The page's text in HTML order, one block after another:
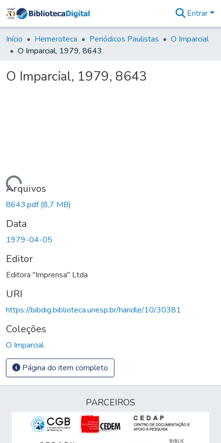
&
Coleções
Tudo na
Digital
Entrar
Início Hemeroteca Periódicos Paulistas
O Imparcial
O Imparcial, 1979, 8643
O Imparcial, 1979, 8643
Carregando...
Arquivos
8643.pdf(8,7 MB)
Data
1979-04-05
Editor
Editora "Imprensa" Ltda
URI
https://bibdig.biblioteca.unesp.br/handle/10/30381
Coleções
O Imparcial
Página do item completo
PARCEIROS